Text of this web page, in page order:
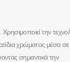
την
χρώματος μέσα
σημαντικά την